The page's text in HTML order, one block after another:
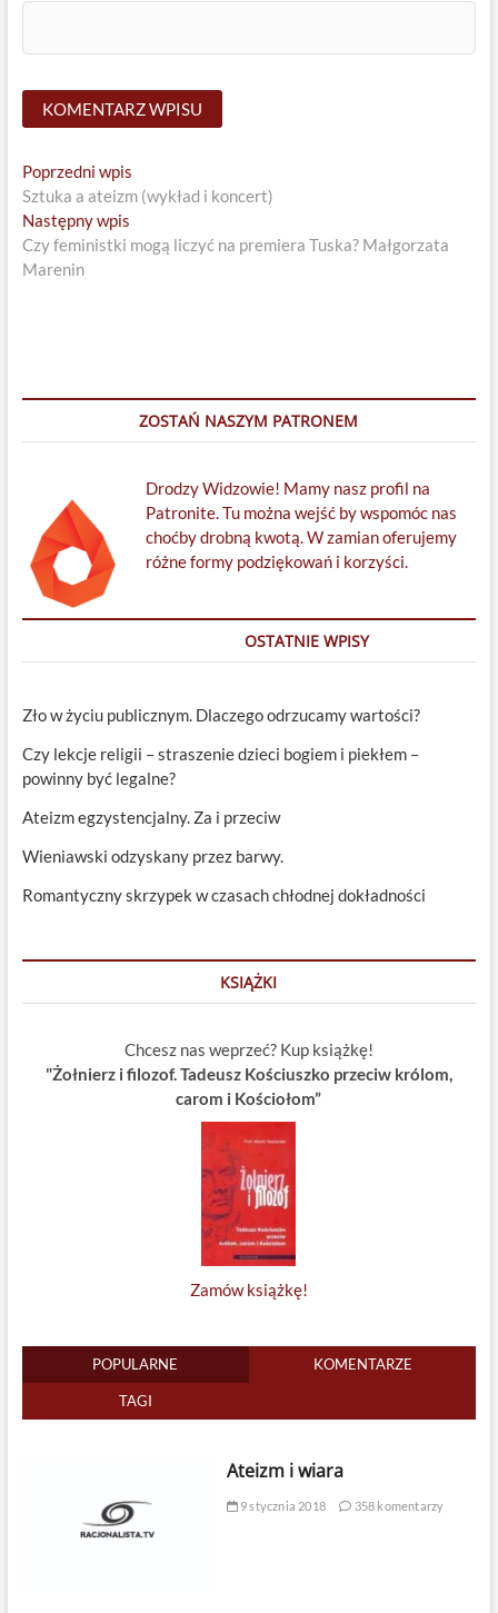
Nawigacja
wpisu
Poprzedni wpisPrevious
post:
Sztuka a ateizm (wykład i koncert)
Następny wpisNext
post:
Czy feministki mogą liczyć na premiera Tuska? Małgorzata
Marenin
ZOSTAŃ NASZYM PATRONEM
Drodzy Widzowie! Mamy nasz profil na
Patronite. Tu można wejść by wspomóc nas
choćby drobną kwotą. W zamian oferujemy
różne formy podziękowań i korzyści.
OSTATNIE WPISY
Zło w życiu publicznym. Dlaczego odrzucamy wartości?
Czy lekcje religii – straszenie dzieci bogiem i piekłem –
powinny być legalne?
Ateizm egzystencjalny. Za i przeciw
Wieniawski odzyskany przez barwy.
Romantyczny skrzypek w czasach chłodnej dokładności
KSIĄŻKI
Chcesz nas weprzeć? Kup książkę!
"Żołnierz i filozof. Tadeusz Kościuszko przeciw królom,
carom i Kościołom”
Zamów książkę!
POPULARNE KOMENTARZE
TAGI
Ateizm i wiara
9 stycznia 2018 358 komentarzy